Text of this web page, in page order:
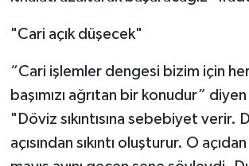
"Cari açık düşecek"
“Cari işlemler dengesi bizim için
başımızı ağrıtan bir konudur”
"Döviz sıkıntısına sebebiyet verir.
açısından sıkıntı oluşturur. O